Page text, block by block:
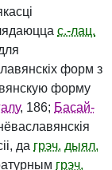
с.-лац.
форм з
форму
, 186; Басай-
да грэч. дыял.
грэч.